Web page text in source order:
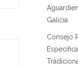
Galicia
Consejo